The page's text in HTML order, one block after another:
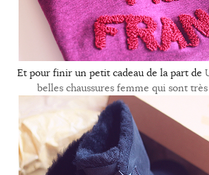
Et pour finir un petit cadeau de la part de
belles chaussures femme qui sont